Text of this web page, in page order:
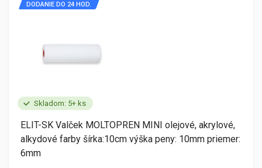
Skladom: 5+ ks
DODANIE DO 24 HOD.
ELIT-SK Valček MOLTOPREN MINI olejové, akrylové,
alkydové farby šírka:10cm výška peny: 10mm priemer:
6mm